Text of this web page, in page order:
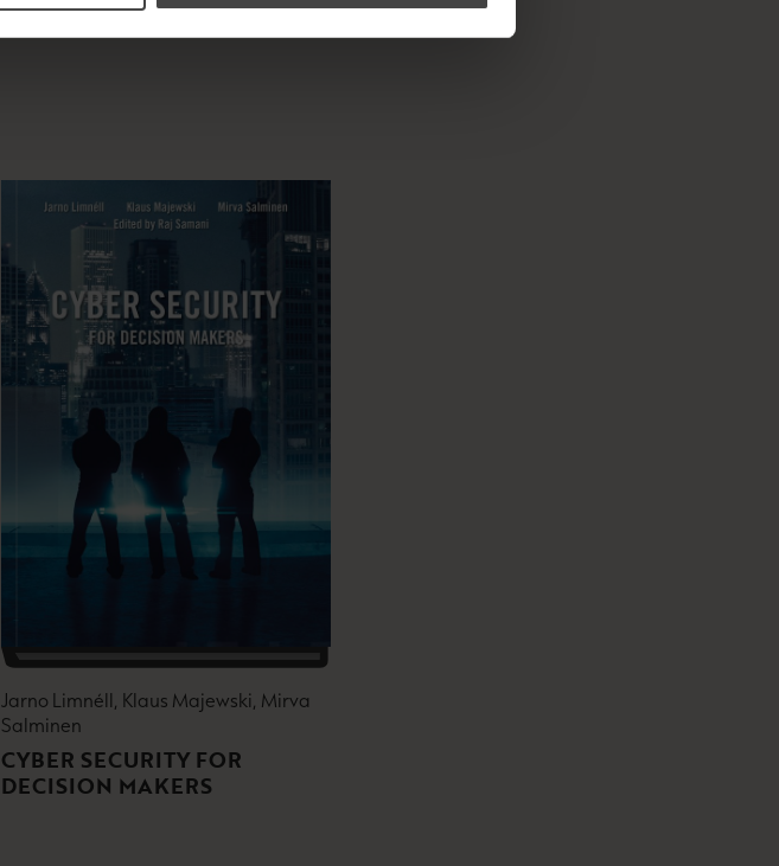
Jarno Limnéll, Klaus Majewski, Mirva
Salminen
CYBER SECURITY FOR
DECISION MAKERS